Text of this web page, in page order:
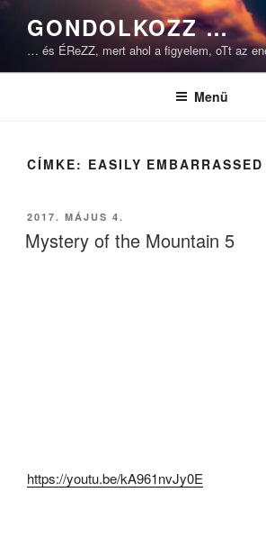
Tartalomhoz
GONDOLKOZZ …
… és ÉReZZ, mert ahol a figyelem, oTt az
Menü
CÍMKE: EASILY EMBARRASSED
BEKÜLDVE:
2017. MÁJUS 4.
Mystery of the Mountain 5
https://youtu.be/kA961nvJy0E